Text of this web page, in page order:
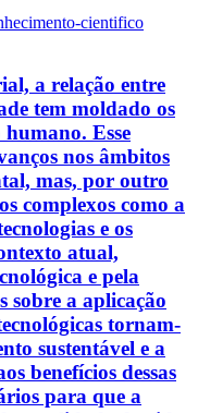
cientifico
a relação entre
tem moldado os
Esse
nos âmbitos
mas, por outro
complexos como a
e os
atual,
e pela
sobre a aplicação
tornam-
sustentável e a
benefícios dessas
para que a